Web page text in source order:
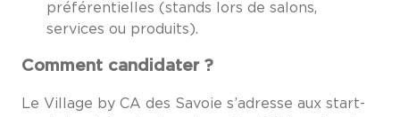
préférentielles (stands lors de salons,
services ou produits).
Comment candidater ?
Le Village by CA des Savoie s’adresse aux start-